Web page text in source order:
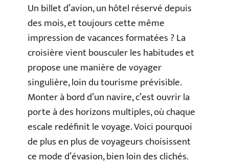
Un billet d’avion, un hôtel réservé depuis
des mois, et toujours cette même
impression de vacances formatées ? La
croisière vient bousculer les habitudes et
propose une manière de voyager
singulière, loin du tourisme prévisible.
Monter à bord d’un navire, c’est ouvrir la
porte à des horizons multiples, où chaque
escale redéfinit le voyage. Voici pourquoi
de plus en plus de voyageurs choisissent
ce mode d’évasion, bien loin des clichés.